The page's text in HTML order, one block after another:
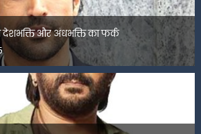
और अंधभक्ति का फर्क